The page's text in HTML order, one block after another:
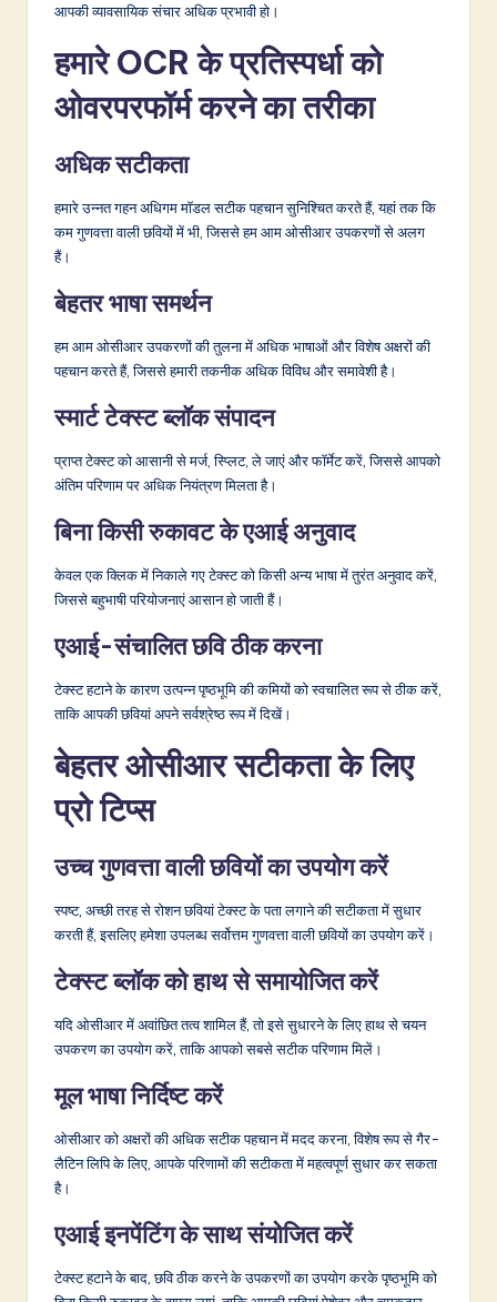
आपकी व्यावसायिक संचार अधिक प्रभावी हो।
हमारे OCR के प्रतिस्पर्धा को
ओवरपरफॉर्म करने का तरीका
अधिक सटीकता
हमारे उन्नत गहन अधिगम मॉडल सटीक पहचान सुनिश्चित करते हैं, यहां तक कि
कम गुणवत्ता वाली छवियों में भी, जिससे हम आम ओसीआर उपकरणों से अलग
हैं।
बेहतर भाषा समर्थन
हम आम ओसीआर उपकरणों की तुलना में अधिक भाषाओं और विशेष अक्षरों की
पहचान करते हैं, जिससे हमारी तकनीक अधिक विविध और समावेशी है।
स्मार्ट टेक्स्ट ब्लॉक संपादन
प्राप्त टेक्स्ट को आसानी से मर्ज, स्प्लिट, ले जाएं और फॉर्मेट करें, जिससे आपको
अंतिम परिणाम पर अधिक नियंत्रण मिलता है।
बिना किसी रुकावट के एआई अनुवाद
केवल एक क्लिक में निकाले गए टेक्स्ट को किसी अन्य भाषा में तुरंत अनुवाद करें,
जिससे बहुभाषी परियोजनाएं आसान हो जाती हैं।
एआई-संचालित छवि ठीक करना
टेक्स्ट हटाने के कारण उत्पन्न पृष्ठभूमि की कमियों को स्वचालित रूप से ठीक करें,
ताकि आपकी छवियां अपने सर्वश्रेष्ठ रूप में दिखें।
बेहतर ओसीआर सटीकता के लिए
प्रो टिप्स
उच्च गुणवत्ता वाली छवियों का उपयोग करें
स्पष्ट, अच्छी तरह से रोशन छवियां टेक्स्ट के पता लगाने की सटीकता में सुधार
करती हैं, इसलिए हमेशा उपलब्ध सर्वोत्तम गुणवत्ता वाली छवियों का उपयोग करें।
टेक्स्ट ब्लॉक को हाथ से समायोजित करें
यदि ओसीआर में अवांछित तत्व शामिल हैं, तो इसे सुधारने के लिए हाथ से चयन
उपकरण का उपयोग करें, ताकि आपको सबसे सटीक परिणाम मिलें।
मूल भाषा निर्दिष्ट करें
ओसीआर को अक्षरों की अधिक सटीक पहचान में मदद करना, विशेष रूप से गैर-
लैटिन लिपि के लिए, आपके परिणामों की सटीकता में महत्वपूर्ण सुधार कर सकता
है।
एआई इनपेंटिंग के साथ संयोजित करें
टेक्स्ट हटाने के बाद, छवि ठीक करने के उपकरणों का उपयोग करके पृष्ठभूमि को